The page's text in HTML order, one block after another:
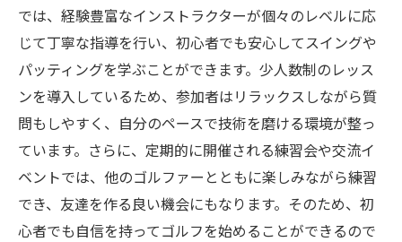
では、経験豊富なインストラクターが個々のレベルに応
じて丁寧な指導を行い、初心者でも安心してスイングや
パッティングを学ぶことができます。少人数制のレッス
ンを導入しているため、参加者はリラックスしながら質
問もしやすく、自分のペースで技術を磨ける環境が整っ
ています。さらに、定期的に開催される練習会や交流イ
ベントでは、他のゴルファーとともに楽しみながら練習
でき、友達を作る良い機会にもなります。そのため、初
心者でも自信を持ってゴルフを始めることができるので